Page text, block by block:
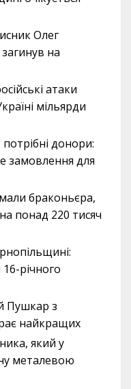
Олег
на
атаки
мільярди
донори:
замовлення для
браконьєра,
понад 220 тисяч
річного
Пушкар з
найкращих
який у
металевою